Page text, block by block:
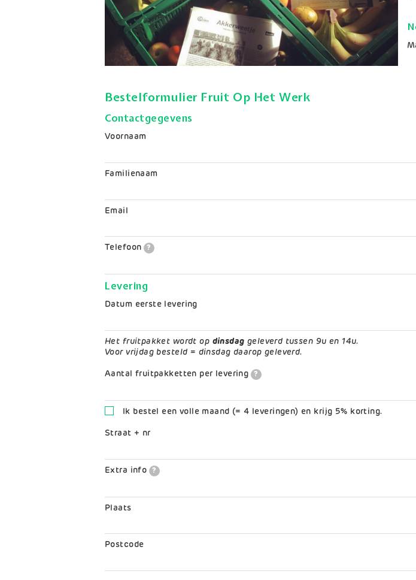
Bestelformulier Fruit Op Het Werk
Contactgegevens
Voornaam
Familienaam
Email
Telefoon ?
Levering
Datum eerste levering
Het fruitpakket wordt op dinsdag geleverd tussen 9u en 14u.
Voor vrijdag besteld = dinsdag daarop geleverd.
Aantal fruitpakketten per levering ?
Ik bestel een volle maand (= 4 leveringen) en krijg 5% korting.
Leveradres
Straat + nr
Extra info ?
Plaats
Postcode